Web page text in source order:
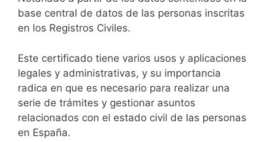
base central de datos de las personas inscritas
en los Registros Civiles.
Este certificado tiene varios usos y aplicaciones
legales y administrativas, y su importancia
radica en que es necesario para realizar una
serie de trámites y gestionar asuntos
relacionados con el estado civil de las personas
en España.